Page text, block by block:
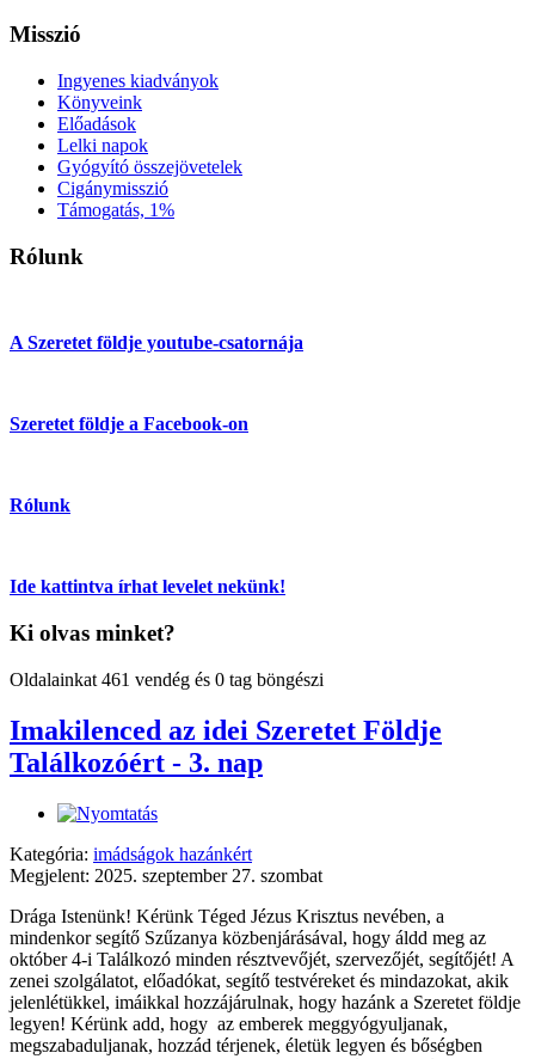
Misszió
Ingyenes kiadványok
Könyveink
Előadások
Lelki napok
Gyógyító összejövetelek
Cigánymisszió
Támogatás, 1%
Rólunk
A Szeretet földje youtube-csatornája
Szeretet földje a Facebook-on
Rólunk
Ide kattintva írhat levelet nekünk!
Ki olvas minket?
Oldalainkat 461 vendég és 0 tag böngészi
Imakilenced az idei Szeretet Földje
Találkozóért - 3. nap
Kategória: imádságok hazánkért
Megjelent: 2025. szeptember 27. szombat
Drága Istenünk! Kérünk Téged Jézus Krisztus nevében, a
mindenkor segítő Szűzanya közbenjárásával, hogy áldd meg az
október 4-i Találkozó minden résztvevőjét, szervezőjét, segítőjét! A
zenei szolgálatot, előadókat, segítő testvéreket és mindazokat, akik
jelenlétükkel, imáikkal hozzájárulnak, hogy hazánk a Szeretet földje
legyen! Kérünk add, hogy az emberek meggyógyuljanak,
megszabaduljanak, hozzád térjenek, életük legyen és bőségben